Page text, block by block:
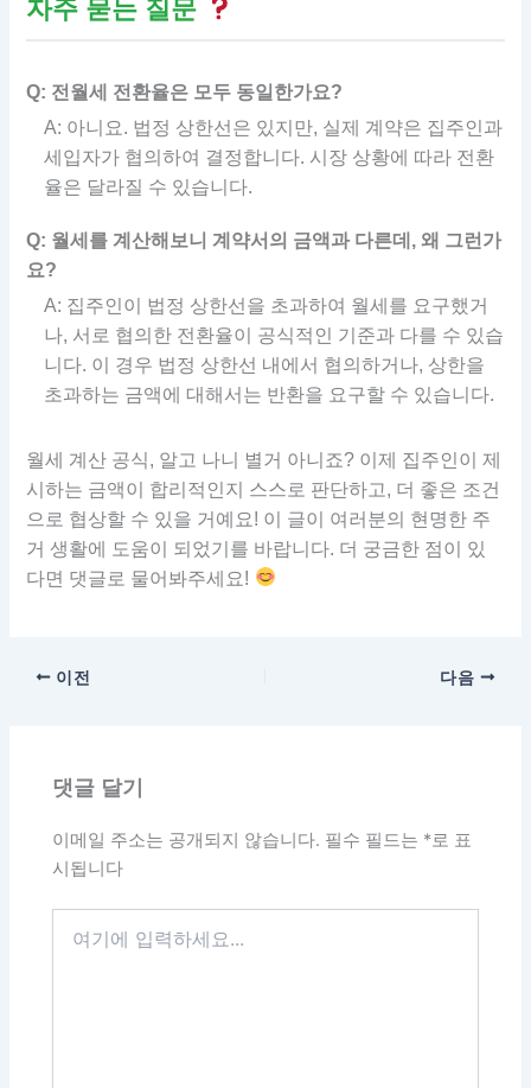
자주 묻는 질문
Q: 전월세 전환율은 모두 동일한가요?
A: 아니요. 법정 상한선은 있지만, 실제 계약은 집주인과
세입자가 협의하여 결정합니다. 시장 상황에 따라 전환
율은 달라질 수 있습니다.
Q: 월세를 계산해보니 계약서의 금액과 다른데, 왜 그런가
요?
A: 집주인이 법정 상한선을 초과하여 월세를 요구했거
나, 서로 협의한 전환율이 공식적인 기준과 다를 수 있습
니다. 이 경우 법정 상한선 내에서 협의하거나, 상한을
초과하는 금액에 대해서는 반환을 요구할 수 있습니다.
월세 계산 공식, 알고 나니 별거 아니죠? 이제 집주인이 제
시하는 금액이 합리적인지 스스로 판단하고, 더 좋은 조건
으로 협상할 수 있을 거예요! 이 글이 여러분의 현명한 주
거 생활에 도움이 되었기를 바랍니다. 더 궁금한 점이 있
다면 댓글로 물어봐주세요!
이전 다음
댓글 달기
이메일 주소는 공개되지 않습니다. 필수 필드는 *로 표
시됩니다